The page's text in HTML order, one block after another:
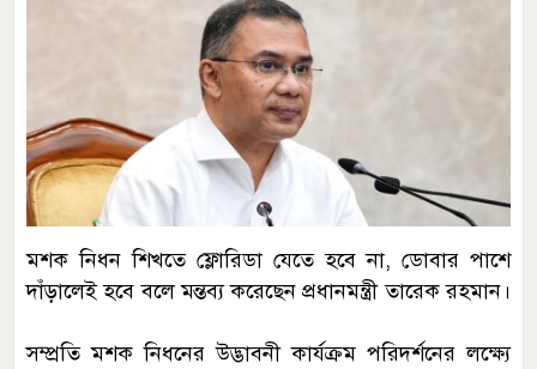
মশক নিধন শিখতে ফ্লোরিডা যেতে হবে না, ডোবার পাশে
দাঁড়ালেই হবে বলে মন্তব্য করেছেন প্রধানমন্ত্রী তারেক রহমান।
সম্প্রতি মশক নিধনের উদ্ভাবনী কার্যক্রম পরিদর্শনের লক্ষ্যে